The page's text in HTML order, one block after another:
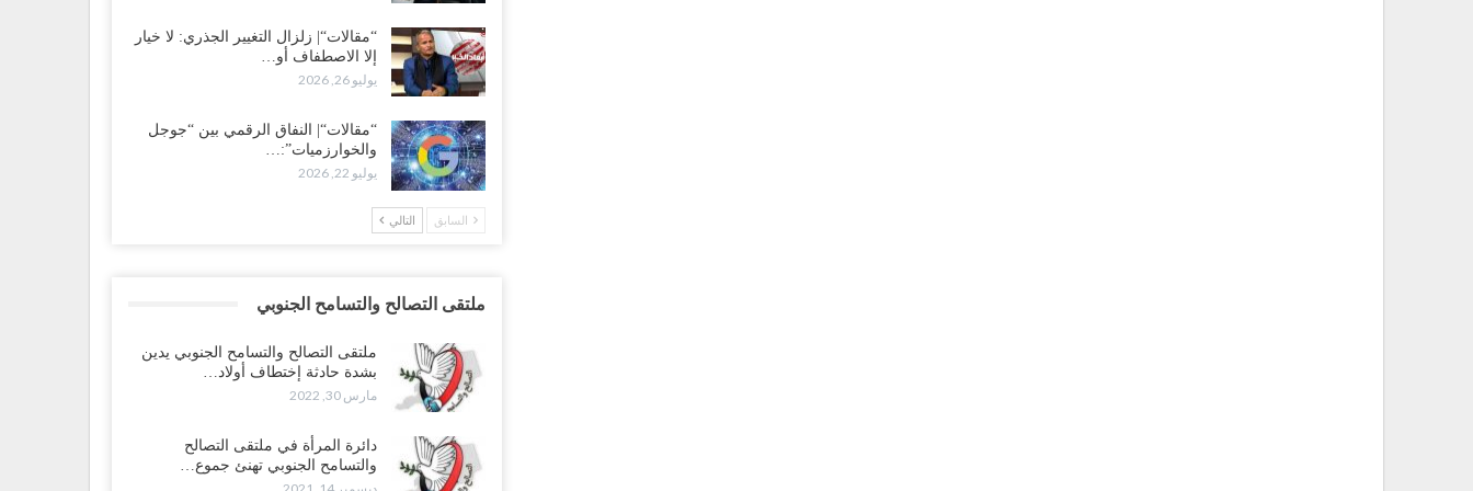
“مقالات“| زلزال التغيير الجذري: لا خيار
إلا الاصطفاف أو…
يوليو 26, 2026
“مقالات“| النفاق الرقمي بين “جوجل
والخوارزميات”:…
يوليو 22, 2026
السابق التالي
ملتقى التصالح والتسامح الجنوبي
ملتقى التصالح والتسامح الجنوبي يدين
بشدة حادثة إختطاف أولاد…
مارس 30, 2022
دائرة المرأة في ملتقى التصالح
والتسامح الجنوبي تهنئ جموع…